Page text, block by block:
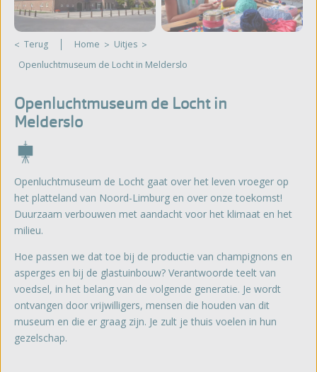
Terug Home
Uitjes
Openluchtmuseum de Locht in Melderslo
Openluchtmuseum de Locht in
Melderslo
Openluchtmuseum de Locht gaat over het leven vroeger op
het platteland van Noord-Limburg en over onze toekomst!
Duurzaam verbouwen met aandacht voor het klimaat en het
milieu.
Hoe passen we dat toe bij de productie van champignons en
asperges en bij de glastuinbouw? Verantwoorde teelt van
voedsel, in het belang van de volgende generatie. Je wordt
ontvangen door vrijwilligers, mensen die houden van dit
museum en die er graag zijn. Je zult je thuis voelen in hun
gezelschap.